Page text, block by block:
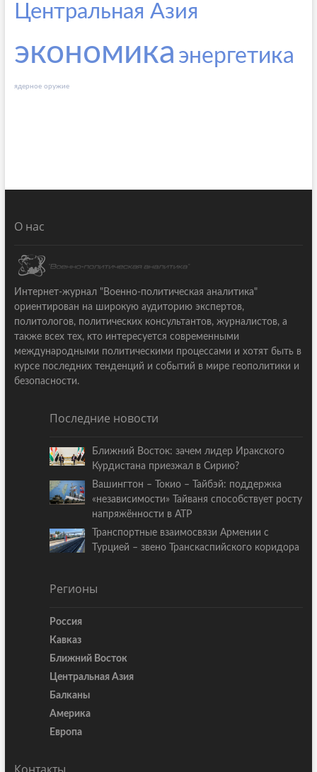
Центральная Азия
экономика энергетика
ядерное оружие
О нас
Интернет-журнал "Военно-политическая аналитика"
ориентирован на широкую аудиторию экспертов,
политологов, политических консультантов, журналистов, а
также всех тех, кто интересуется современными
международными политическими процессами и хотят быть в
курсе последних тенденций и событий в мире геополитики и
безопасности.
Последние новости
Ближний Восток: зачем лидер Иракского
Курдистана приезжал в Сирию?
Вашингтон – Токио – Тайбэй: поддержка
«независимости» Тайваня способствует росту
напряжённости в АТР
Транспортные взаимосвязи Армении с
Турцией – звено Транскаспийского коридора
Регионы
Россия
Кавказ
Ближний Восток
Центральная Азия
Балканы
Америка
Европа